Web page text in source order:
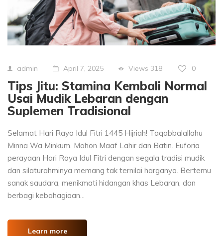
admin April 7, 2025 Views 318 0
Tips Jitu: Stamina Kembali Normal
Usai Mudik Lebaran dengan
Suplemen Tradisional
Selamat Hari Raya Idul Fitri 1445 Hijriah! Taqabbalallahu
Minna Wa Minkum. Mohon Maaf Lahir dan Batin. Euforia
perayaan Hari Raya Idul Fitri dengan segala tradisi mudik
dan silaturahminya memang tak ternilai harganya. Bertemu
sanak saudara, menikmati hidangan khas Lebaran, dan
berbagi kebahagiaan...
Learn more